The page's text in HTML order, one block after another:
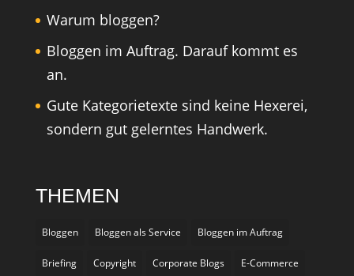
Warum bloggen?
Bloggen im Auftrag. Darauf kommt es
an.
Gute Kategorietexte sind keine Hexerei,
sondern gut gelerntes Handwerk.
THEMEN
Bloggen Bloggen als Service Bloggen im Auftrag
Briefing Copyright Corporate Blogs E-Commerce